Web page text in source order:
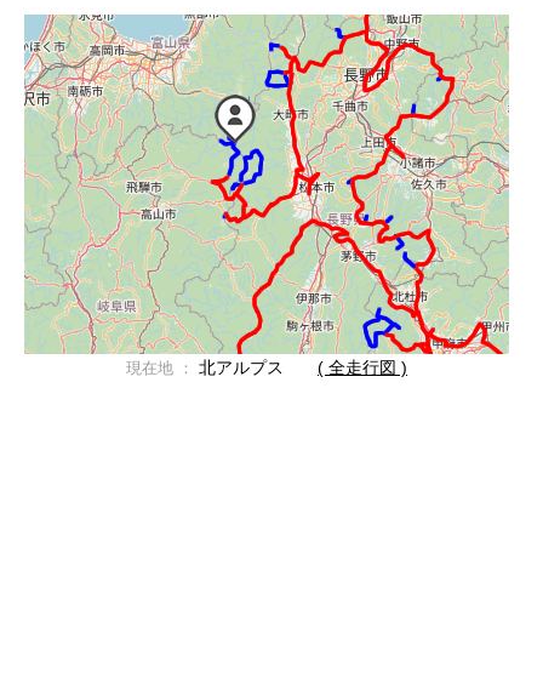
現在地 ： 北アルプス ( 全走行図 )